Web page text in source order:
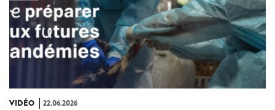
VIDÉO 22.06.2026